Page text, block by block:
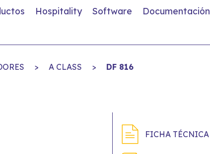
Hospitality Software Documentación
> A CLASS > DF 816
FICHA TÉCNICA